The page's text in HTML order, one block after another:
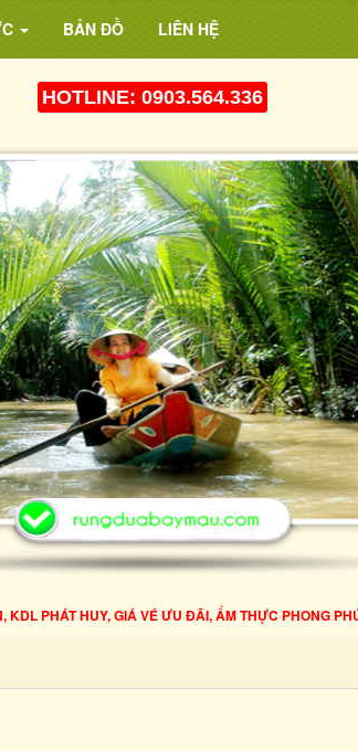
BẢN ĐỒ LIÊN HỆ
HOTLINE: 0903.564.336
PHÁT HUY, GIÁ VÉ ƯU ĐÃI, ẨM THỰC PHONG